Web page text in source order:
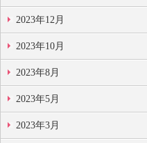
2023年12月
2023年10月
2023年8月
2023年5月
2023年3月